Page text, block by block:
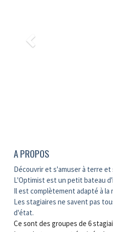
A PROPOS
Découvrir et s'amuser à terre et
L'Optimist est un petit bateau
Il est complètement adapté à
Les stagiaires ne savent pas
d'état.
Ce sont des groupes de 6